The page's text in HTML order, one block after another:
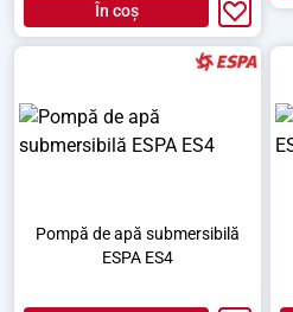
În coș
Pompă de apă submersibilă
ESPA ES4